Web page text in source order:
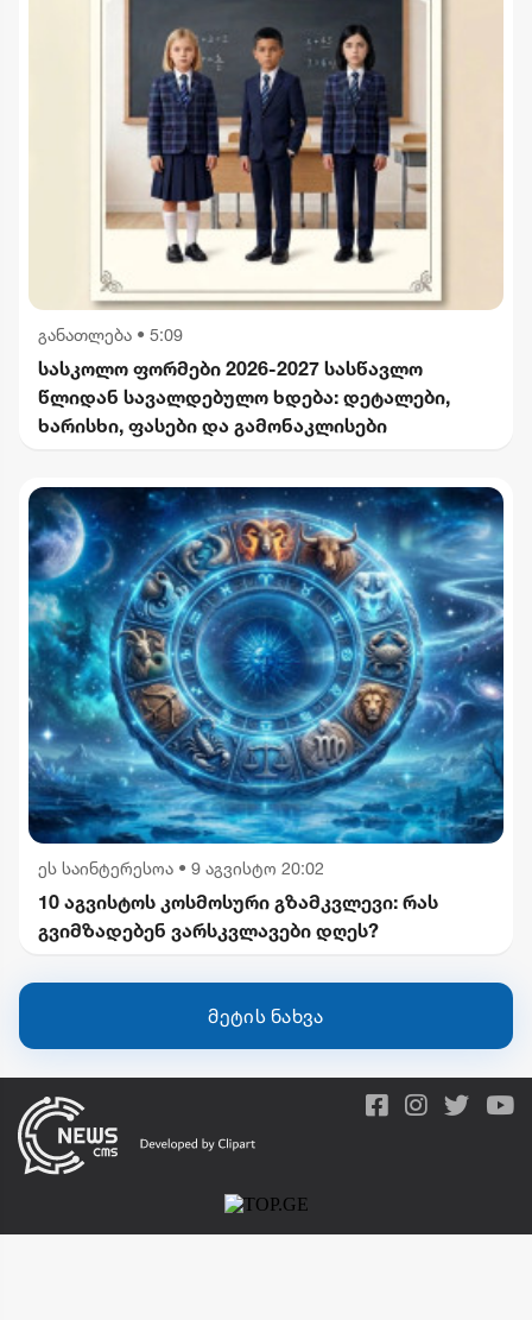
განათლება • 5:09
სასკოლო ფორმები 2026-2027 სასწავლო
წლიდან სავალდებულო ხდება: დეტალები,
ხარისხი, ფასები და გამონაკლისები
ეს საინტერესოა • 9 აგვისტო 20:02
10 აგვისტოს კოსმოსური გზამკვლევი: რას
გვიმზადებენ ვარსკვლავები დღეს?
მეტის ნახვა